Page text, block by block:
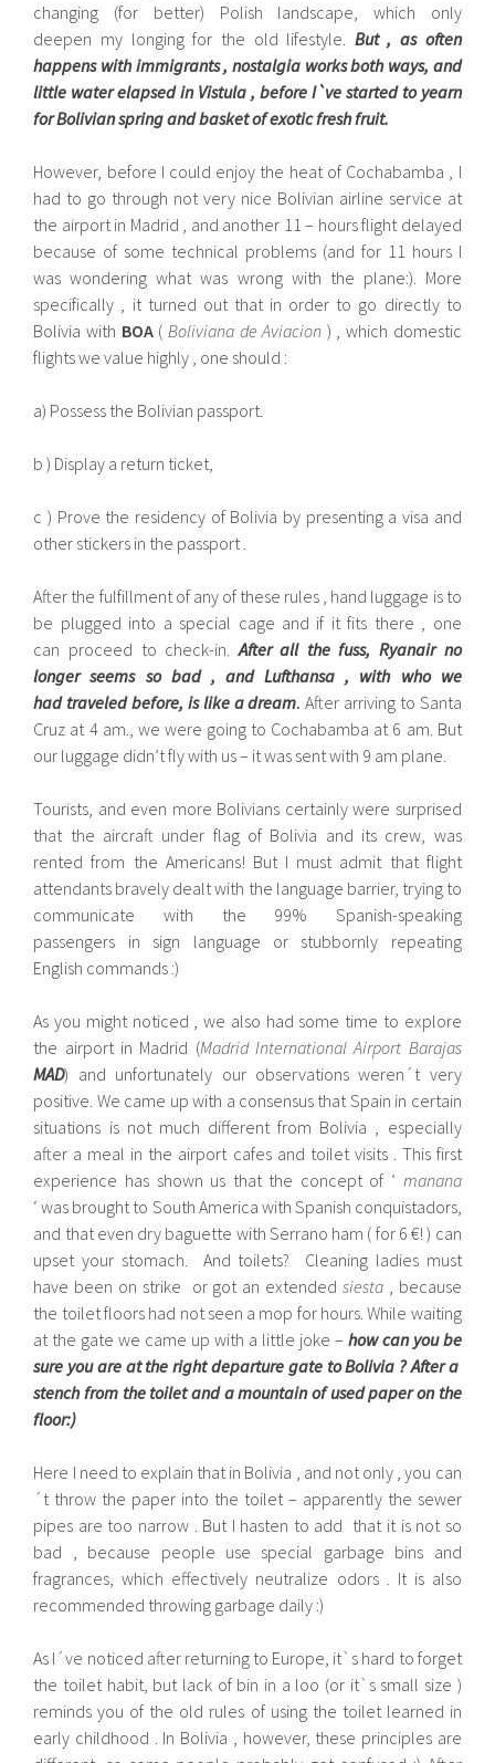
changing (for better) Polish landscape, which only
deepen my longing for the old lifestyle. But , as often
happens with immigrants , nostalgia works both ways, and
little water elapsed in Vistula , before I`ve started to yearn
for Bolivian spring and basket of exotic fresh fruit.
However, before I could enjoy the heat of Cochabamba , I
had to go through not very nice Bolivian airline service at
the airport in Madrid , and another 11 – hours flight delayed
because of some technical problems (and for 11 hours I
was wondering what was wrong with the plane:). More
specifically , it turned out that in order to go directly to
Bolivia with BOA( Boliviana de Aviacion ) , which domestic
flights we value highly , one should :
a) Possess the Bolivian passport.
b ) Display a return ticket,
c ) Prove the residency of Bolivia by presenting a visa and
other stickers in the passport .
After the fulfillment of any of these rules , hand luggage is to
be plugged into a special cage and if it fits there , one
can proceed to check-in. After all the fuss, Ryanair no
longer seems so bad , and Lufthansa , with who we
had traveled before, is like a dream. After arriving to Santa
Cruz at 4 am., we were going to Cochabamba at 6 am. But
our luggage didn’t fly with us – it was sent with 9 am plane.
Tourists, and even more Bolivians certainly were surprised
that the aircraft under flag of Bolivia and its crew, was
rented from the Americans! But I must admit that flight
attendants bravely dealt with the language barrier, trying to
communicate with the 99% Spanish-speaking
passengers in sign language or stubbornly repeating
English commands :)
As you might noticed , we also had some time to explore
the airport in Madrid (Madrid International Airport Barajas
MAD) and unfortunately our observations weren´t very
positive. We came up with a consensus that Spain in certain
situations is not much different from Bolivia , especially
after a meal in the airport cafes and toilet visits . This first
experience has shown us that the concept of ‘ manana
‘ was brought to South America with Spanish conquistadors,
and that even dry baguette with Serrano ham ( for 6 ​​€! ) can
upset your stomach. And toilets? Cleaning ladies must
have been on strike or got an extended siesta, because
the toilet floors had not seen a mop for hours. While waiting
at the gate we came up with a little joke – how can you be
sure you are at the right departure gate to Bolivia ? After a
stench from the toilet and a mountain of used paper on the
floor:)
Here I need to explain that in Bolivia , and not only , you can
´t throw the paper into the toilet – apparently the sewer
pipes are too narrow . But I hasten to add that it is not so
bad , because people use special garbage bins and
fragrances, which effectively neutralize odors . It is also
recommended throwing garbage daily :)
As I´ve noticed after returning to Europe, it`s hard to forget
the toilet habit, but lack of bin in a loo (or it`s small size )
reminds you of the old rules of using the toilet learned in
early childhood . In Bolivia , however, these principles are